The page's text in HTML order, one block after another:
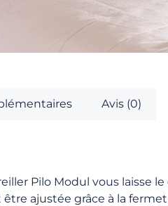
Avis (0)
Pilo Modul vous laisse
ajustée grâce à la